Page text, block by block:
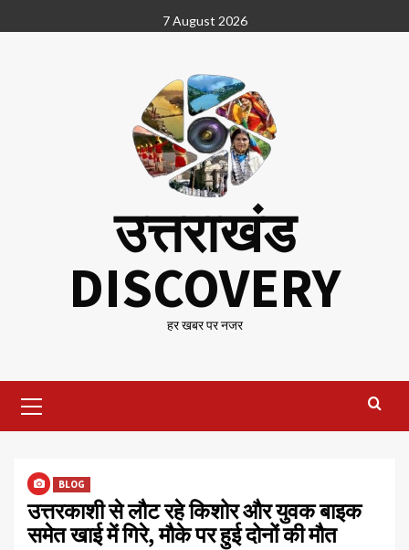
to
7 August 2026
उत्तराखंड
DISCOVERY
हर खबर पर नजर
Menu
BLOG
उत्तरकाशी से लौट रहे किशोर और युवक बाइक
समेत खाई में गिरे, मौके पर हुई दोनों की मौत